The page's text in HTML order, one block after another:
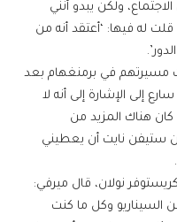
ولكن يبدو أنني
له فيها: ‘أعتقد أنه من
مسيرتهم في برمنغهام بعد
لكن ميرفي سارع إلى الإشارة إلى أنه لا
كان هناك المزيد من
ستيفن نايت أن يعطيني
نولان، قال ميرفي:
السيناريو وكل ما كنت